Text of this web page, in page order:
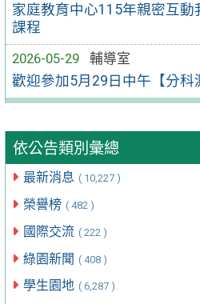
家庭教育中心115年親密互動
課程
2026-05-29
輔導室
歡迎參加5月29日中午【分
依公告類別彙總
最新消息 ( 10,227 )
榮譽榜 ( 482 )
國際交流 ( 222 )
綠園新聞 ( 408 )
學生園地 ( 6,287 )